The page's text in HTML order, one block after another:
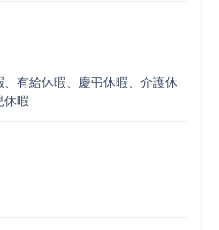
、有給休暇、慶弔休暇、介護休
休暇